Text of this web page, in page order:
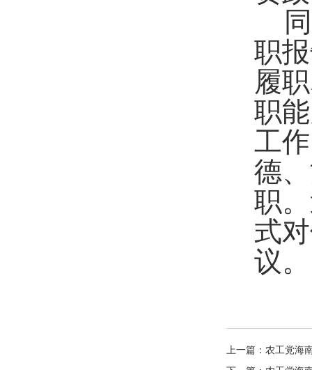
职
履
职
工
德
职
式
议。
上一篇：农工党海